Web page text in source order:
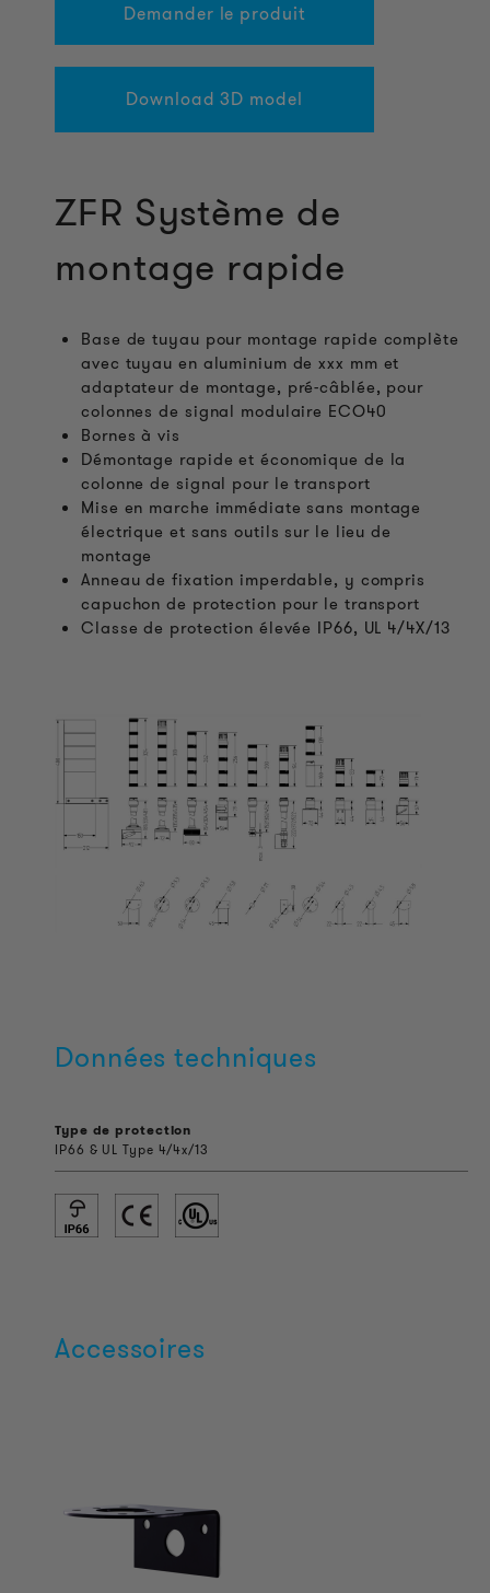
Demander le produit
Download 3D model
ZFR Système de
montage rapide
Base de tuyau pour montage rapide complète
avec tuyau en aluminium de xxx mm et
adaptateur de montage, pré-câblée, pour
colonnes de signal modulaire ECO40
Bornes à vis
Démontage rapide et économique de la
colonne de signal pour le transport
Mise en marche immédiate sans montage
électrique et sans outils sur le lieu de
montage
Anneau de fixation imperdable, y compris
capuchon de protection pour le transport
Classe de protection élevée IP66, UL 4/4X/13
Données techniques
Type de protection
IP66 & UL Type 4/4x/13
Accessoires